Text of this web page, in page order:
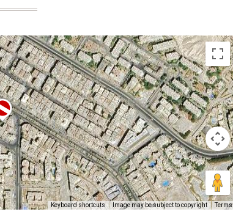
Keyboard shortcuts Image may be subject to copyright Terms